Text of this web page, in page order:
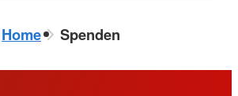
Home Spenden